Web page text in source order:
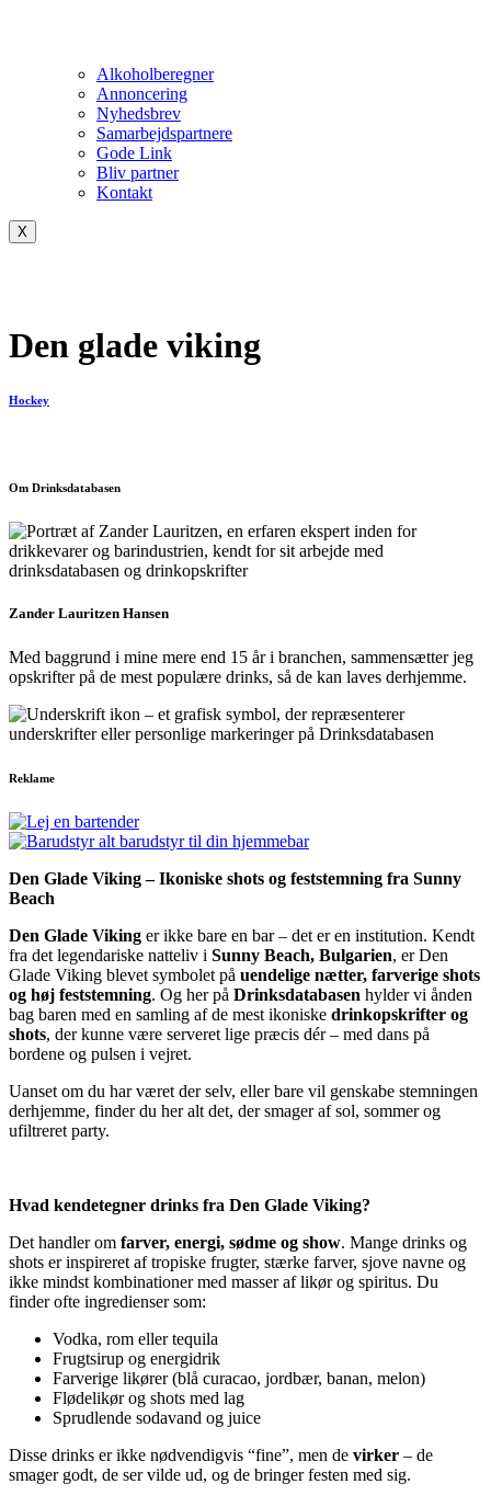
Alkoholberegner
Annoncering
Nyhedsbrev
Samarbejdspartnere
Gode Link
Bliv partner
Kontakt
X
Den glade viking
Hockey
Om Drinksdatabasen
Zander Lauritzen Hansen
Med baggrund i mine mere end 15 år i branchen, sammensætter jeg
opskrifter på de mest populære drinks, så de kan laves derhjemme.
Reklame
Den Glade Viking – Ikoniske shots og feststemning fra Sunny
Beach
Den Glade Viking er ikke bare en bar – det er en institution. Kendt
fra det legendariske natteliv i Sunny Beach, Bulgarien, er Den
Glade Viking blevet symbolet på uendelige nætter, farverige shots
og høj feststemning. Og her på Drinksdatabasen hylder vi ånden
bag baren med en samling af de mest ikoniske drinkopskrifter og
shots, der kunne være serveret lige præcis dér – med dans på
bordene og pulsen i vejret.
Uanset om du har været der selv, eller bare vil genskabe stemningen
derhjemme, finder du her alt det, der smager af sol, sommer og
ufiltreret party.
Hvad kendetegner drinks fra Den Glade Viking?
Det handler om farver, energi, sødme og show. Mange drinks og
shots er inspireret af tropiske frugter, stærke farver, sjove navne og
ikke mindst kombinationer med masser af likør og spiritus. Du
finder ofte ingredienser som:
Vodka, rom eller tequila
Frugtsirup og energidrik
Farverige likører (blå curacao, jordbær, banan, melon)
Flødelikør og shots med lag
Sprudlende sodavand og juice
Disse drinks er ikke nødvendigvis “fine”, men de virker – de
smager godt, de ser vilde ud, og de bringer festen med sig.